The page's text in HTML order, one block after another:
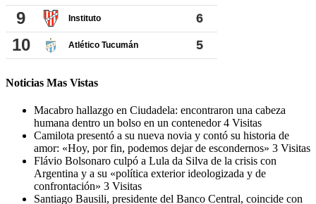
Noticias Mas Vistas
Macabro hallazgo en Ciudadela: encontraron una cabeza
humana dentro un bolso en un contenedor4 Visitas
Camilota presentó a su nueva novia y contó su historia de
amor: «Hoy, por fin, podemos dejar de escondernos» 3 Visitas
Flávio Bolsonaro culpó a Lula da Silva de la crisis con
Argentina y a su «política exterior ideologizada y de
confrontación» 3 Visitas
Santiago Bausili, presidente del Banco Central, coincide con